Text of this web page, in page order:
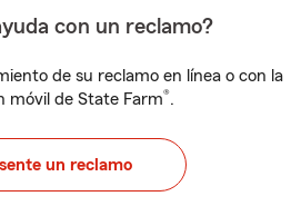
con un reclamo?
de su reclamo en línea o con la
móvil de State Farm®.
un reclamo